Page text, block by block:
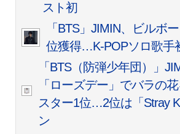
スト初
「BTS」JIMIN、ビルボ
位獲得…K-POPソロ歌手
「BTS（防弾少年団）」
「ローズデー」でバラの
スター1位…2位は「Stray
ン